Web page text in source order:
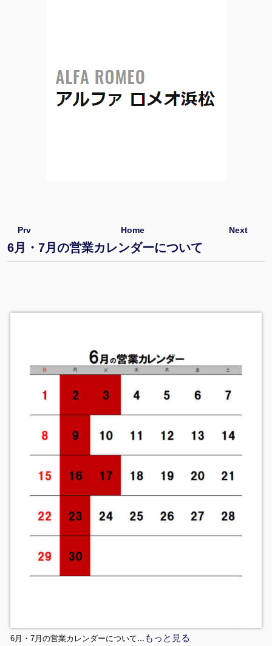
Next
Prv Home
6月・7月の営業カレンダーについて
6月・7月の営業カレンダーについて…もっと見る